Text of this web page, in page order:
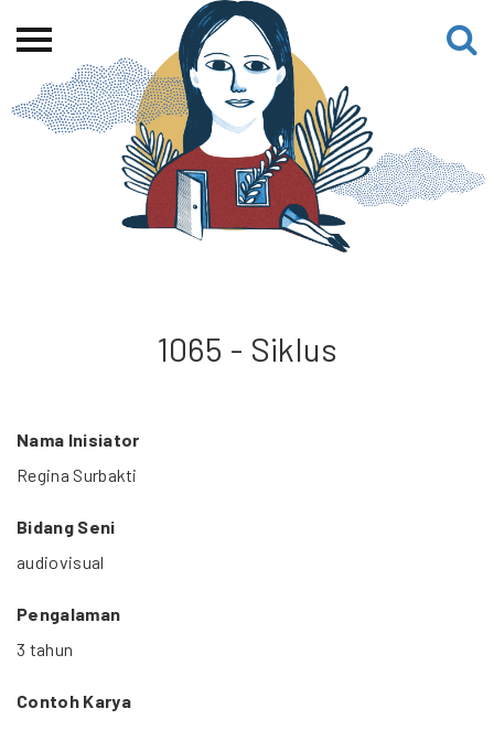
Beranda
Tentang
Permohonan Hibah
Sekolah Pemikiran
Kredit Web-site
1065 - Siklus
Nama Inisiator
Regina Surbakti
Bidang Seni
audiovisual
Pengalaman
3 tahun
Contoh Karya